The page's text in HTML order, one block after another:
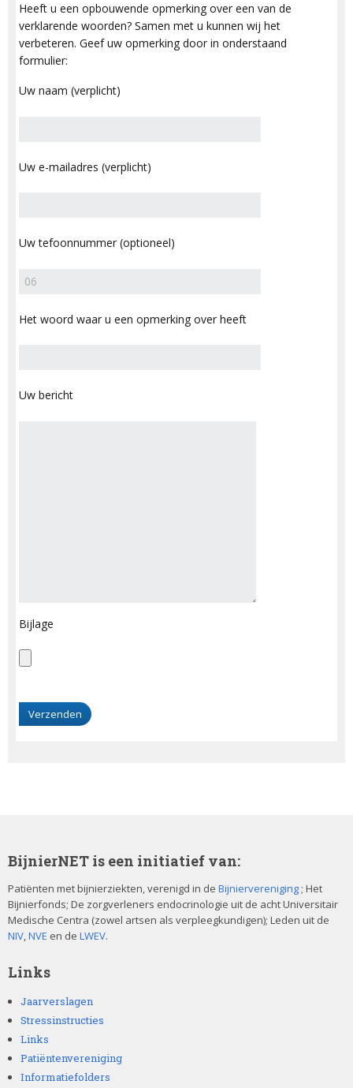
Heeft u een opbouwende opmerking over een van de
verklarende woorden? Samen met u kunnen wij het
verbeteren. Geef uw opmerking door in onderstaand
formulier:
Uw naam (verplicht)
Uw e-mailadres (verplicht)
Uw tefoonnummer (optioneel)
Het woord waar u een opmerking over heeft
Uw bericht
Bijlage
t
v
e
l
d
l
e
t
e
l
a
t
BijnierNET is een initiatief van:
Patiënten met bijnierziekten, verenigd in de Bijniervereniging ; Het
Bijnierfonds; De zorgverleners endocrinologie uit de acht Universitair
Medische Centra (zowel artsen als verpleegkundigen); Leden uit de
NIV,NVE en de LWEV.
Links
Jaarverslagen
Stressinstructies
Links
Patiëntenvereniging
Informatiefolders